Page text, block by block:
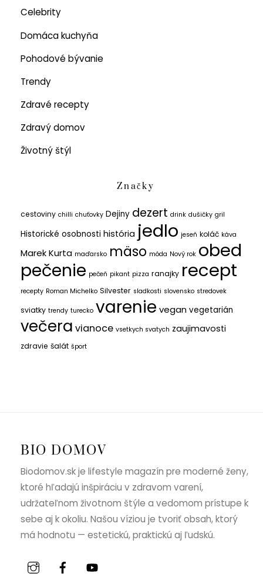
Celebrity
Domáca kuchyňa
Pohodové bývanie
Trendy
Zdravé recepty
Zdravý domov
Životný štýl
Značky
cestoviny chilli chuťovky Dejiny dezert drink dušičky gril
Historické osobnosti história jedlo jeseň koláč káva
Marek Kurta maďarsko mäso móda Nový rok obed
pečenie pečeň pikant pizza ranajky recept
recepty Roman Michelko Silvester sladkosti slovensko stredovek
sviatky trendy turecko varenie vegan vegetarián
večera vianoce vsetkych svatych zaujimavosti
zdravie šalát šport
BIO DOMOV
Biodomov.sk je lifestyle magazín pre moderné ženy,
ktoré hľadajú inšpiráciu v zdravom varení,
udržateľnom životnom štýle a vedomom prístupe k
sebe aj k okoliu. Našou víziou je tvoriť obsah, ktorý
má hodnotu — estetickú, praktickú aj ľudskú.